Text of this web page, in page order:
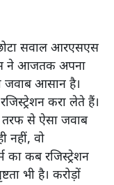
सवाल आरएसएस
ने आजतक अपना
जवाब आसान है।
करा लेते हैं।
तरफ से ऐसा जवाब
नहीं, वो
का कब रजिस्ट्रेशन
भी है। करोड़ों